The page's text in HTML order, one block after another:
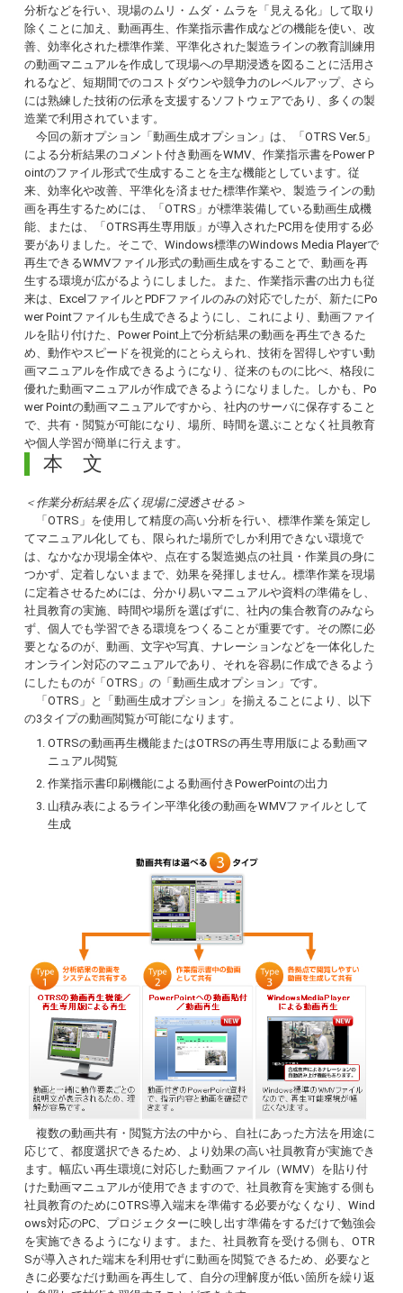
分析などを行い、現場のムリ・ムダ・ムラを「見える化」して取り
除くことに加え、動画再生、作業指示書作成などの機能を使い、改
善、効率化された標準作業、平準化された製造ラインの教育訓練用
の動画マニュアルを作成して現場への早期浸透を図ることに活用さ
れるなど、短期間でのコストダウンや競争力のレベルアップ、さら
には熟練した技術の伝承を支援するソフトウェアであり、多くの製
造業で利用されています。
今回の新オプション「動画生成オプション」は、「OTRS Ver.5」
による分析結果のコメント付き動画をWMV、作業指示書をPower P
ointのファイル形式で生成することを主な機能としています。従
来、効率化や改善、平準化を済ませた標準作業や、製造ラインの動
画を再生するためには、「OTRS」が標準装備している動画生成機
能、または、「OTRS再生専用版」が導入されたPC用を使用する必
要がありました。そこで、Windows標準のWindows Media Playerで
再生できるWMVファイル形式の動画生成をすることで、動画を再
生する環境が広がるようにしました。また、作業指示書の出力も従
来は、ExcelファイルとPDFファイルのみの対応でしたが、新たにPo
wer Pointファイルも生成できるようにし、これにより、動画ファイ
ルを貼り付けた、Power Point上で分析結果の動画を再生できるた
め、動作やスピードを視覚的にとらえられ、技術を習得しやすい動
画マニュアルを作成できるようになり、従来のものに比べ、格段に
優れた動画マニュアルが作成できるようになりました。しかも、Po
wer Pointの動画マニュアルですから、社内のサーバに保存すること
で、共有・閲覧が可能になり、場所、時間を選ぶことなく社員教育
や個人学習が簡単に行えます。
本 文
＜作業分析結果を広く現場に浸透させる＞
「OTRS」を使用して精度の高い分析を行い、標準作業を策定し
てマニュアル化しても、限られた場所でしか利用できない環境で
は、なかなか現場全体や、点在する製造拠点の社員・作業員の身に
つかず、定着しないままで、効果を発揮しません。標準作業を現場
に定着させるためには、分かり易いマニュアルや資料の準備をし、
社員教育の実施、時間や場所を選ばずに、社内の集合教育のみなら
ず、個人でも学習できる環境をつくることが重要です。その際に必
要となるのが、動画、文字や写真、ナレーションなどを一体化した
オンライン対応のマニュアルであり、それを容易に作成できるよう
にしたものが「OTRS」の「動画生成オプション」です。
「OTRS」と「動画生成オプション」を揃えることにより、以下
の3タイプの動画閲覧が可能になります。
OTRSの動画再生機能またはOTRSの再生専用版による動画マ
ニュアル閲覧
作業指示書印刷機能による動画付きPowerPointの出力
山積み表によるライン平準化後の動画をWMVファイルとして
生成
複数の動画共有・閲覧方法の中から、自社にあった方法を用途に
応じて、都度選択できるため、より効果の高い社員教育が実施でき
ます。幅広い再生環境に対応した動画ファイル（WMV）を貼り付
けた動画マニュアルが使用できますので、社員教育を実施する側も
社員教育のためにOTRS導入端末を準備する必要がなくなり、Wind
ows対応のPC、プロジェクターに映し出す準備をするだけで勉強会
を実施できるようになります。また、社員教育を受ける側も、OTR
Sが導入された端末を利用せずに動画を閲覧できるため、必要なと
きに必要なだけ動画を再生して、自分の理解度が低い箇所を繰り返